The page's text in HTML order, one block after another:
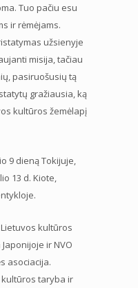
Tuo pačiu esu
ir rėmėjams.
užsienyje
misija, tačiau
pasiruošusių tą
gražiausia, ką
kultūros žemėlapį
9 dieną Tokijuje,
13 d. Kiote,
kultūros
ir NVO
asociacija.
taryba ir